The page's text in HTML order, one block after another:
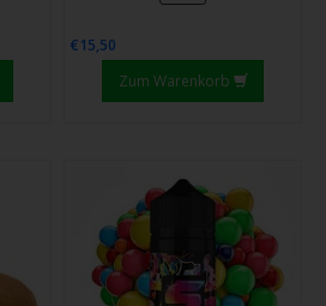
€15,50
Zum Warenkorb